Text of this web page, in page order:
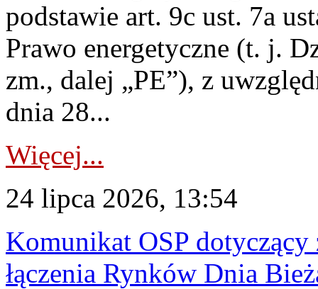
podstawie art. 9c ust. 7a
Prawo energetyczne (t. j.
zm., dalej „PE”), z
dnia 28...
Więcej...
24 lipca 2026, 13:54
Komunikat OSP dotyczący
łączenia Rynków Dnia